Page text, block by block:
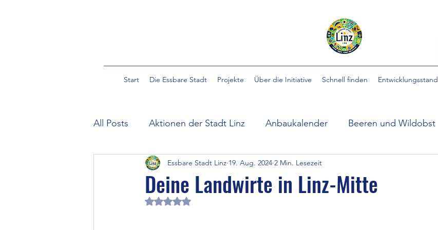
Start Die Essbare Stadt Projekte Über die Initiative Schnell finden Entwicklungsstand
All Posts Aktionen der Stadt Linz Anbaukalender Beeren und Wildobst
Community Garden Pulvermühlpark EINFACH gärtnern
Essbare Wildpflanzen in der Stadt
Deine Landwirte in Linz-Mitte
Essbare Stadt Linz 19. Aug. 2024 2 Min. Lesezeit
Mit NaN von 5 Sternen bewertet.